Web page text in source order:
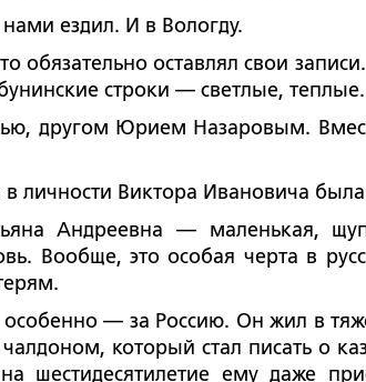
ездил. И в Вологду.
оставлял свои записи.
строки — светлые, теплые.
Юрием Назаровым.
Виктора Ивановича была
Андреевна — маленькая,
Вообще, это особая черта в
особенно — за Россию. Он жил в
который стал писать о
шестидесятилетие ему даже